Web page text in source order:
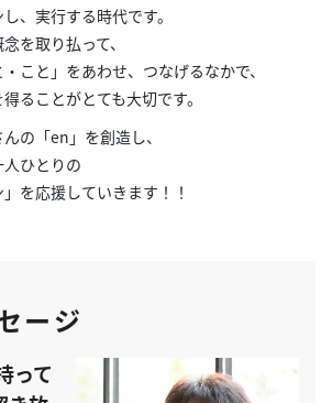
、実行する時代です。
を取り払って、
こと」をあわせ、つなげるなかで、
ることがとても大切です。
の「en」を創造し、
ひとりの
を応援していきます！！
ージ
って